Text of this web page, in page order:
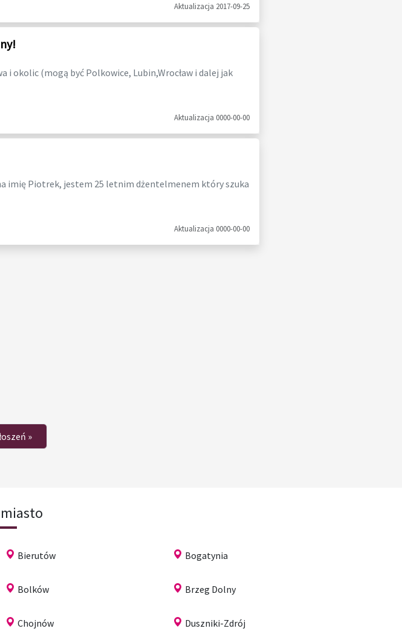
Aktualizacja 2017-09-25
i okolic (mogą być Polkowice, Lubin,Wrocław i dalej jak
Aktualizacja 0000-00-00
imię Piotrek, jestem 25 letnim dżentelmenem który szuka
Aktualizacja 0000-00-00
»
Bierutów Bogatynia
Bolków Brzeg Dolny
Chojnów Duszniki-Zdrój